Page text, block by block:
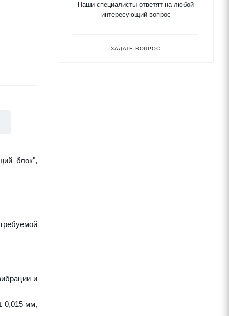
блок",
и
0,015 мм,
Наши специалисты ответят на любой
интересующий вопрос
ЗАДАТЬ ВОПРОС